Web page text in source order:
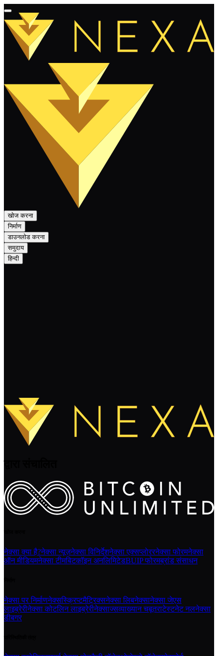
खोज करना
निर्माण
डाउनलोड करना
समुदाय
हिन्दी
नेक्सा क्या है?नेक्सा न्यूज़नेक्सा विनिर्देशनेक्सा एक्सप्लोररनेक्सा फोरमनेक्सा
ऑन मीडियमनेक्सा टीमबिटकॉइन अनलिमिटेडBUIP फोरमब्रांड संसाधन
नेक्सा पर निर्माणनेक्सस्क्रिप्टमैट्रिक्सनेक्सा लिबनेक्सानेक्सा जेएस
लाइब्रेरीनेक्सा कोटलिन लाइब्रेरीनेक्साज्सव्याख्यान चबूतराटेस्टनेट नलनेक्सा
डीबगर